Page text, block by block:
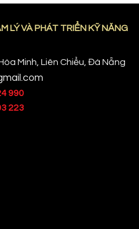
LÝ VÀ PHÁT TRIỂN KỸ NĂNG
Minh, Liên Chiểu, Đà Nẵng
990
223